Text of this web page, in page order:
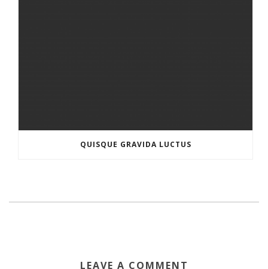
QUISQUE GRAVIDA LUCTUS
LEAVE A COMMENT